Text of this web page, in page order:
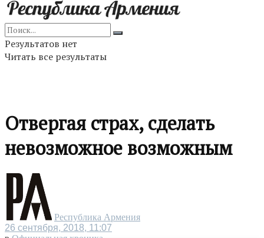
Результатов нет
Читать все результаты
Отвергая страх, сделать
невозможное возможным
Республика Армения
26 сентября, 2018, 11:07